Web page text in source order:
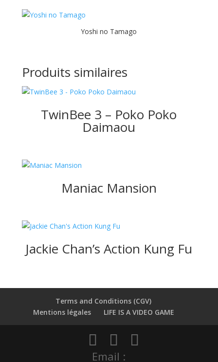
Yoshi no Tamago
Produits similaires
TwinBee 3 – Poko Poko
Daimaou
Maniac Mansion
Jackie Chan’s Action Kung Fu
Terms and Conditions (CGV)
Mentions légales
LIFE IS A VIDEO GAME
Email :